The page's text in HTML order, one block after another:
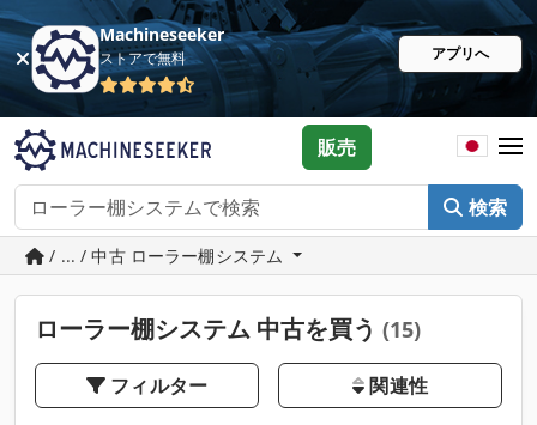
Machineseeker
ストアで無料 アプリへ
検索
販売
/ ... / 中古 ローラー棚システム
ローラー棚システム 中古を買う (15)
フィルター 関連性